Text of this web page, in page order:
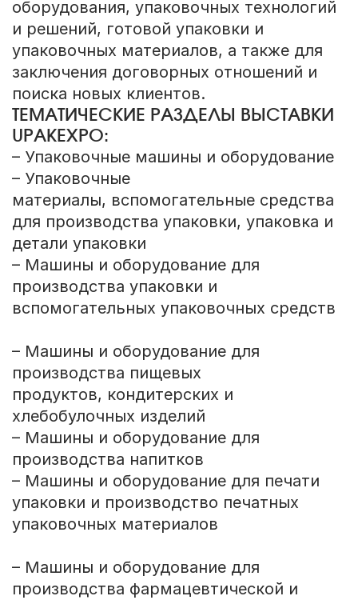
оборудования, упаковочных технологий
и решений, готовой упаковки и
упаковочных материалов, а также для
заключения договорных отношений и
поиска новых клиентов.
ТЕМАТИЧЕСКИЕ РАЗДЕЛЫ ВЫСТАВКИ
UPAKEXPO:
– Упаковочные машины и оборудование
– Упаковочные
материалы, вспомогательные средства
для производства упаковки, упаковка и
детали упаковки
– Машины и оборудование для
производства упаковки и
вспомогательных упаковочных средств
– Машины и оборудование для
производства пищевых
продуктов, кондитерских и
хлебобулочных изделий
– Машины и оборудование для
производства напитков
– Машины и оборудование для печати
упаковки и производство печатных
упаковочных материалов
– Машины и оборудование для
производства фармацевтической и